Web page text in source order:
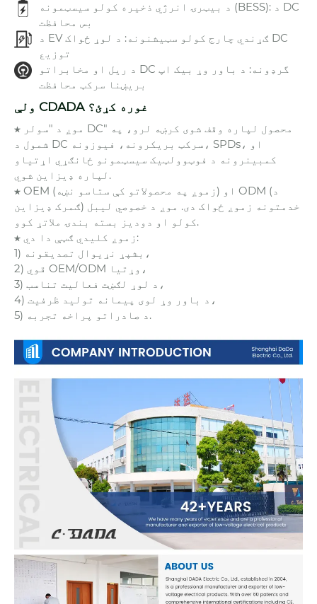
د بیټرۍ انرژي ذخیره کولو سیسټمونه (BESS): د DC
بس محافظت
د EV ګړندي چارج کولو سټیشنونه: د لوړ ځواک DC
توزیع
د ریل او مخابراتو DC گرډونه: د باور وړ بیک اپ
بریښنا سرکټ محافظت
ولې CDADA غوره کړئ؟
★ موږ د "سولر DC" محصول لپاره وقف شوی کرښه لرو، په
شمول د DC سرکټ بریکرونه، فیوزونه، SPDs، او
کمبینرونه د فوټوولټیک سیسټمونو ځانګړي اړتیاو
لپاره ډیزاین شوي.
★ OEM (زموږ په محصولاتو کې ستاسو نښه) او ODM (د
ګمرک ډیزاین) خدمتونه زموږ ځواک دی. موږ د خصوصي لیبل
کولو او دودیز بسته بندۍ ملاتړ کوو.
★ زموږ کلیدي ګټې دا دي:
1) بشپړ نړیوال تصدیقونه،
2) قوي OEM/ODM وړتیا،
3) د لوړ لګښت فعالیت تناسب،
4) د باور وړ لوی پیمانه تولید ظرفیت،
5) د صادراتو پراخه تجربه.